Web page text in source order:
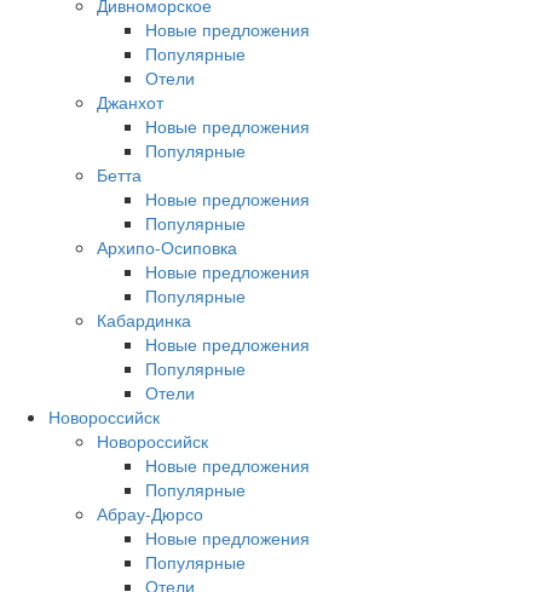
Дивноморское
Новые предложения
Популярные
Отели
Джанхот
Новые предложения
Популярные
Бетта
Новые предложения
Популярные
Архипо-Осиповка
Новые предложения
Популярные
Кабардинка
Новые предложения
Популярные
Отели
Новороссийск
Новороссийск
Новые предложения
Популярные
Абрау-Дюрсо
Новые предложения
Популярные
Отели